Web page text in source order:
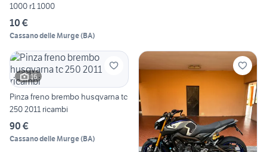
1000 r1 1000
10 €
Cassano delle Murge(BA)
16
Pinza freno brembo husqvarna tc
250 2011 ricambi
90 €
Cassano delle Murge(BA)